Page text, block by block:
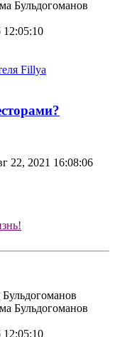
12:05:10
Fillya
22, 2021 16:08:06
12:05:10